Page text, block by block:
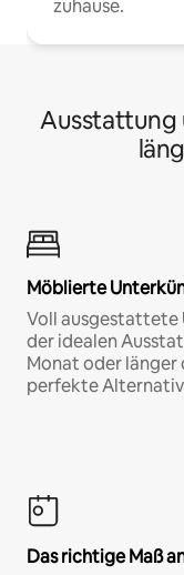
zuhause.
Ausstattung
Möblierte
Voll ausgestattete
der idealen
Monat oder länger
perfekte
Das richtige Maß